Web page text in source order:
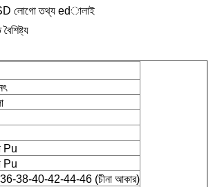
লোগো তথ্য edালাই
Pu
Pu
38-40-42-44-46 (চীনা আকার)